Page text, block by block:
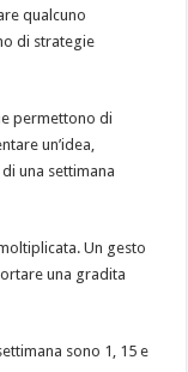
qualcuno
di strategie
permettono di
un’idea,
una settimana
Un gesto
una gradita
sono 1, 15 e